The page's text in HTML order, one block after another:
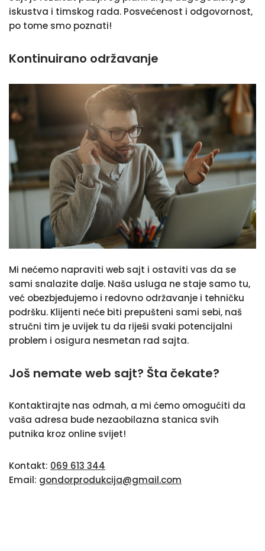
iskustva i timskog rada. Posvećenost i odgovornost,
po tome smo poznati!
Kontinuirano održavanje
Mi nećemo napraviti web sajt i ostaviti vas da se
sami snalazite dalje. Naša usluga ne staje samo tu,
već obezbjeđujemo i redovno održavanje i tehničku
podršku. Klijenti neće biti prepušteni sami sebi, naš
stručni tim je uvijek tu da riješi svaki potencijalni
problem i osigura nesmetan rad sajta.
Još nemate web sajt? Šta čekate?
Kontaktirajte nas odmah, a mi ćemo omogućiti da
vaša adresa bude nezaobilazna stanica svih
putnika kroz online svijet!
Kontakt: 069 613 344
Email: gondorprodukcija@gmail.com